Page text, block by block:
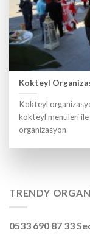
Kokteyl
Kokteyl
kokteyl menüleri
organizasyon
TRENDY
0533 690 87 33